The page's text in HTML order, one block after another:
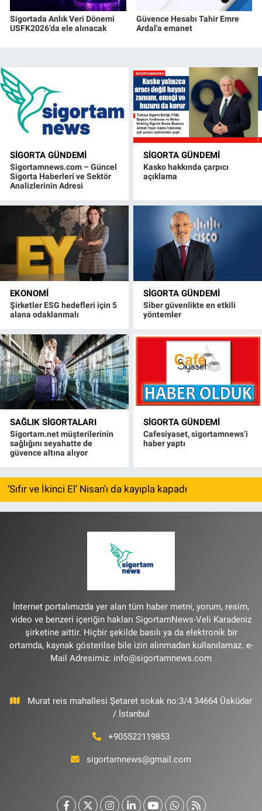
Sigortada Anlık Veri Dönemi
USFK2026’da ele alınacak
Güvence Hesabı Tahir Emre
Ardal'a emanet
SIGORTA GÜNDEMI
Sigortamnews.com – Güncel
Sigorta Haberleri ve Sektör
Analizlerinin Adresi
SIGORTA GÜNDEMI
Kasko hakkında çarpıcı
açıklama
EKONOMI
Şirketler ESG hedefleri için 5
alana odaklanmalı
SIGORTA GÜNDEMI
Siber güvenlikte en etkili
yöntemler
SAĞLIK SIGORTALARI
Sigortam.net müşterilerinin
sağlığını seyahatte de
güvence altına alıyor
SIGORTA GÜNDEMI
Cafesiyaset, sigortamnews’i
haber yaptı
‘Sıfır ve İkinci El’ Nisan’ı da kayıpla kapadı
İnternet portalımızda yer alan tüm haber metni, yorum, resim,
video ve benzeri içeriğin hakları SigortamNews-Veli Karadeniz
şirketine aittir. Hiçbir şekilde basılı ya da elektronik bir
ortamda, kaynak gösterilse bile izin alınmadan kullanılamaz. e-
Mail Adresimiz: info@sigortamnews.com
Murat reis mahallesi Şetaret sokak no:3/4 34664 Üsküdar
/ İstanbul
+905522119853
sigortamnews@gmail.com